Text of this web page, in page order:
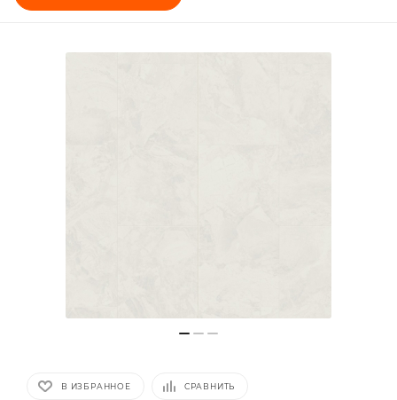
В ИЗБРАННОЕ СРАВНИТЬ